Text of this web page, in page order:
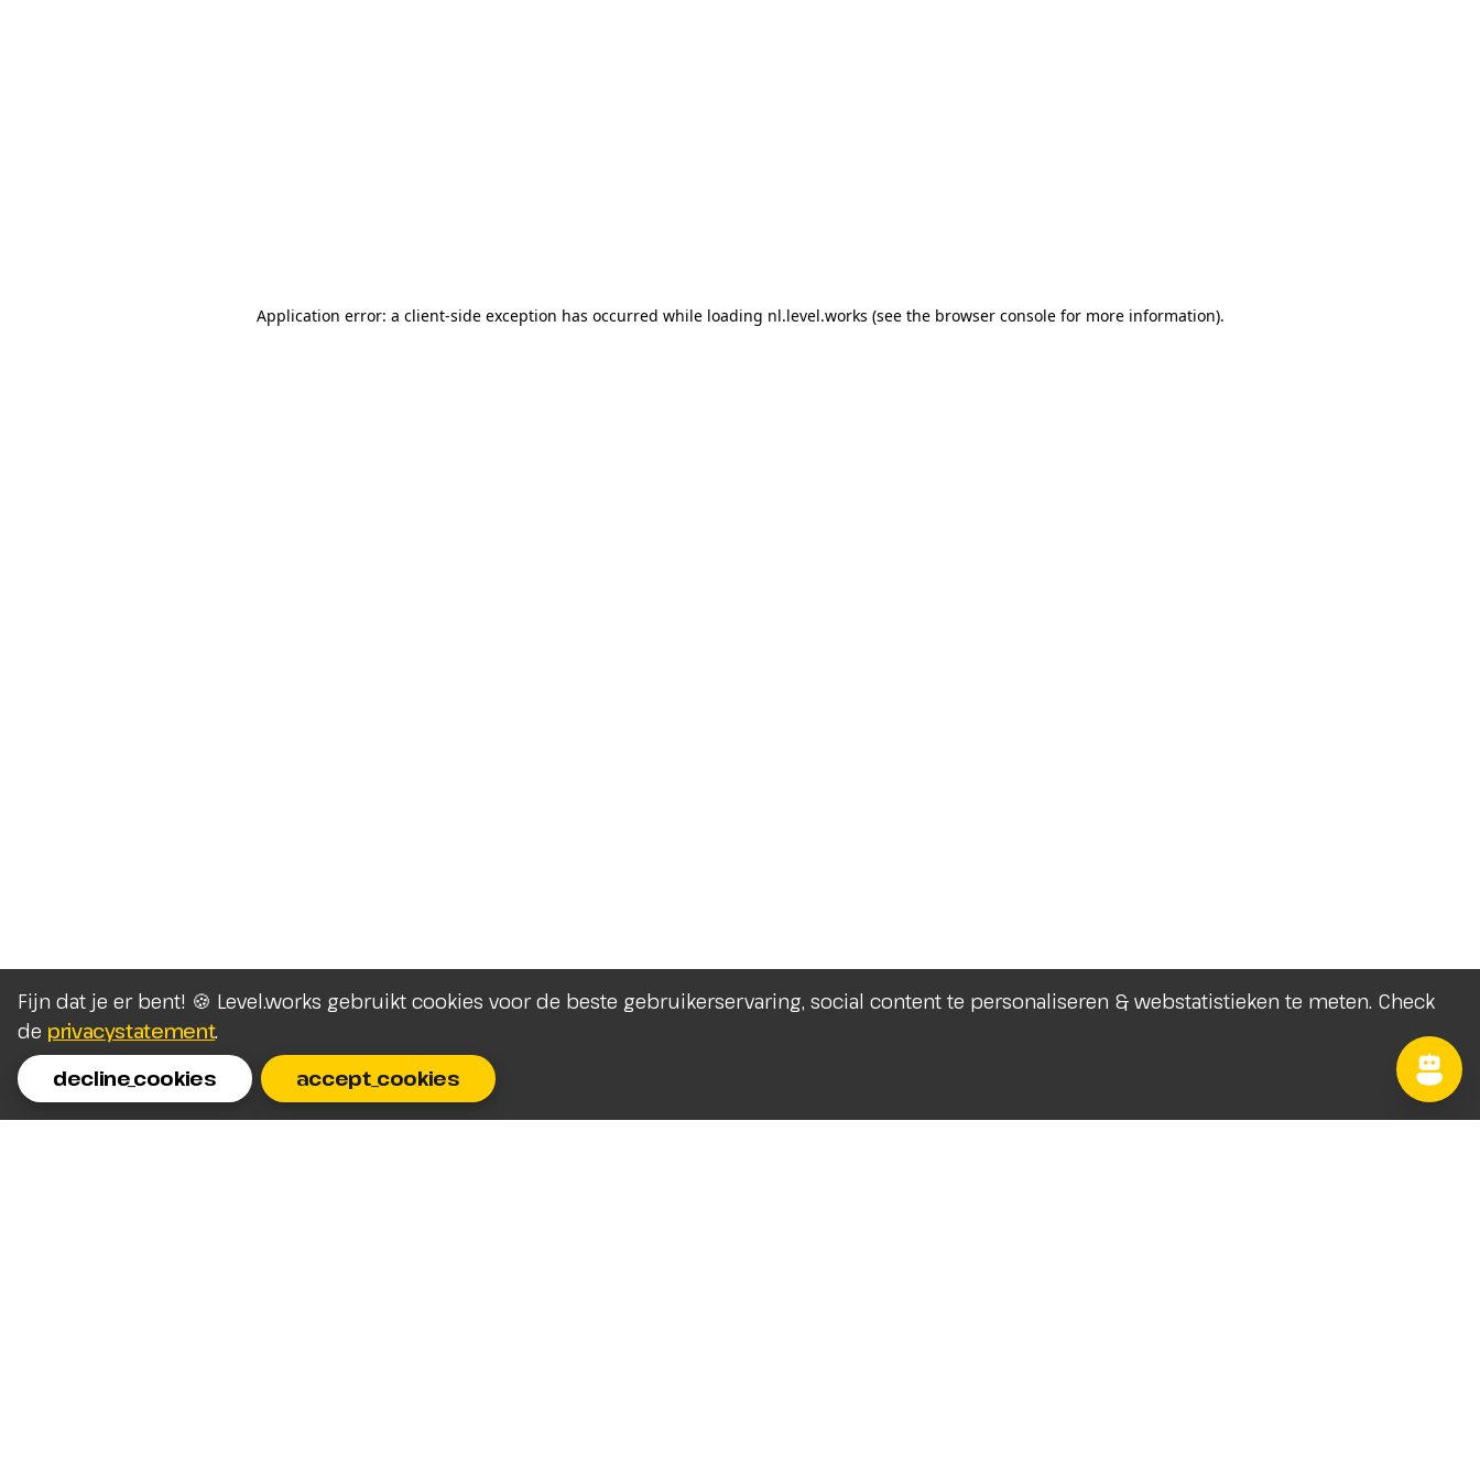
Fijn dat je er bent! 🍪 Level.works gebruikt cookies voor de beste gebruikerservaring, social content te personaliseren & webstatistieken te meten. Check
de privacystatement.
decline_cookies
accept_cookies
Application error: a client-side exception has occurred while loading nl.level.works (see the browser console for more information).